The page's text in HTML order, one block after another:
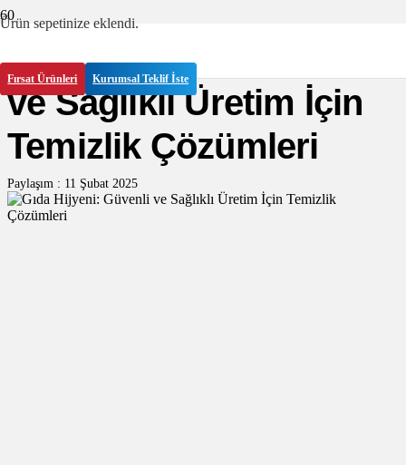
Ürün sepetinize eklendi.
Fırsat Ürünleri Kurumsal Teklif İste
Gıda Hijyeni: Güvenli
ve Sağlıklı Üretim İçin
Temizlik Çözümleri
Paylaşım : 11 Şubat 2025